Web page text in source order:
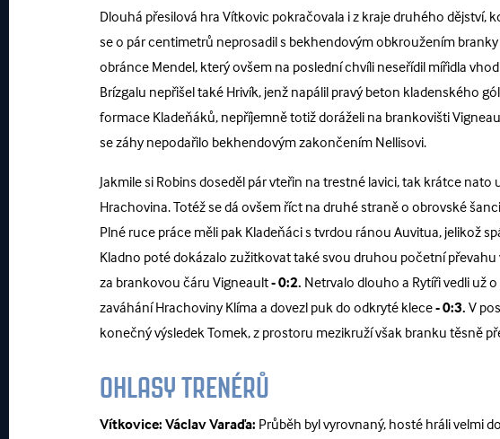
Dlouhá přesilová hra Vítkovic pokračovala i z kraje druhého dějství,
se o pár centimetrů neprosadil s bekhendovým obkroužením
obránce Mendel, který ovšem na poslední chvíli neseřídil mířidla
Brízgalu nepřišel také Hrivík, jenž napálil pravý beton kladenského
formace Kladeňáků, nepříjemně totiž doráželi na brankovišti
se záhy nepodařilo bekhendovým zakončením Nellisovi.
Jakmile si Robins doseděl pár vteřin na trestné lavici, tak krátce
Hrachovina. Totéž se dá ovšem říct na druhé straně o obrovské
Plné ruce práce měli pak Kladeňáci s tvrdou ránou Auvitua, jelikož
Kladno poté dokázalo zužitkovat také svou druhou početní
za brankovou čáru Vigneault- 0:2. Netrvalo dlouho a Rytíři vedli už
zaváhání Hrachoviny Klíma a dovezl puk do odkryté klece- 0:3. V
konečný výsledek Tomek, z prostoru mezikruží však branku těsně
OHLASY TRENÉRŮ
Vítkovice: Václav Varaďa: Průběh byl vyrovnaný, hosté hráli velmi